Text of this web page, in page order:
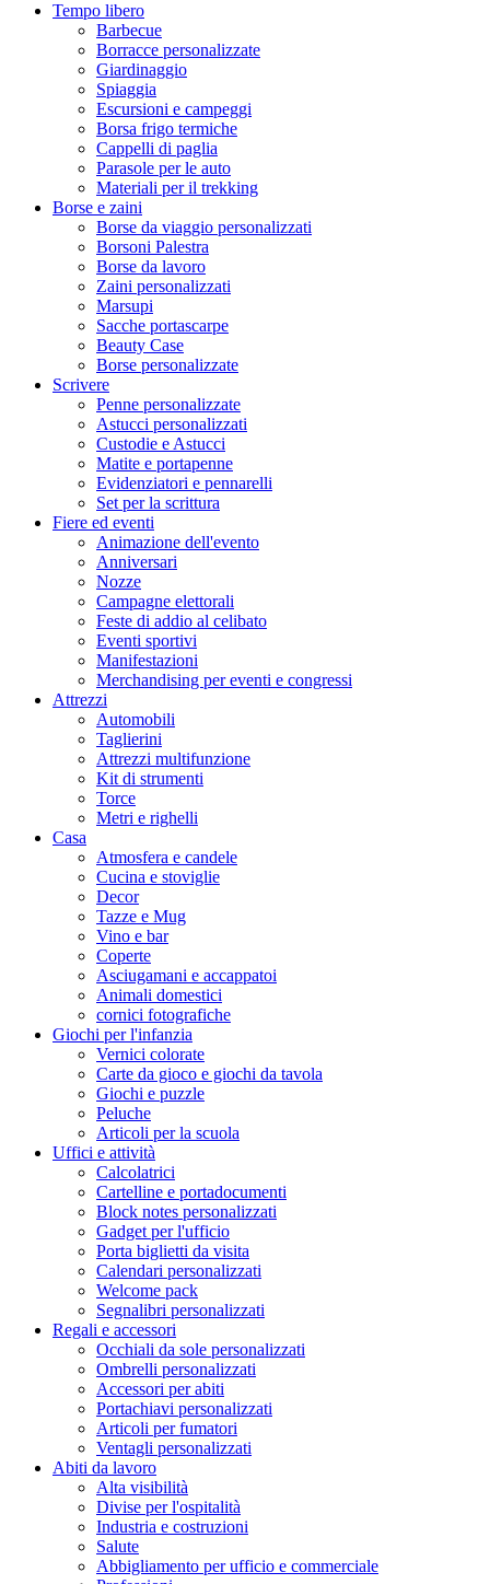
Tempo libero
Barbecue
Borracce personalizzate
Giardinaggio
Spiaggia
Escursioni e campeggi
Borsa frigo termiche
Cappelli di paglia
Parasole per le auto
Materiali per il trekking
Borse e zaini
Borse da viaggio personalizzati
Borsoni Palestra
Borse da lavoro
Zaini personalizzati
Marsupi
Sacche portascarpe
Beauty Case
Borse personalizzate
Scrivere
Penne personalizzate
Astucci personalizzati
Custodie e Astucci
Matite e portapenne
Evidenziatori e pennarelli
Set per la scrittura
Fiere ed eventi
Animazione dell'evento
Anniversari
Nozze
Campagne elettorali
Feste di addio al celibato
Eventi sportivi
Manifestazioni
Merchandising per eventi e congressi
Attrezzi
Automobili
Taglierini
Attrezzi multifunzione
Kit di strumenti
Torce
Metri e righelli
Casa
Atmosfera e candele
Cucina e stoviglie
Decor
Tazze e Mug
Vino e bar
Coperte
Asciugamani e accappatoi
Animali domestici
cornici fotografiche
Giochi per l'infanzia
Vernici colorate
Carte da gioco e giochi da tavola
Giochi e puzzle
Peluche
Articoli per la scuola
Uffici e attività
Calcolatrici
Cartelline e portadocumenti
Block notes personalizzati
Gadget per l'ufficio
Porta biglietti da visita
Calendari personalizzati
Welcome pack
Segnalibri personalizzati
Regali e accessori
Occhiali da sole personalizzati
Ombrelli personalizzati
Accessori per abiti
Portachiavi personalizzati
Articoli per fumatori
Ventagli personalizzati
Abiti da lavoro
Alta visibilità
Divise per l'ospitalità
Industria e costruzioni
Salute
Abbigliamento per ufficio e commerciale